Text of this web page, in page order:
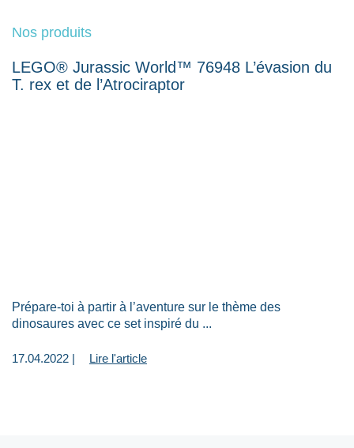
Nos produits
LEGO® Jurassic World™ 76948 L’évasion du
T. rex et de l’Atrociraptor
Prépare-toi à partir à l’aventure sur le thème des
dinosaures avec ce set inspiré du ...
17.04.2022 | Lire l'article